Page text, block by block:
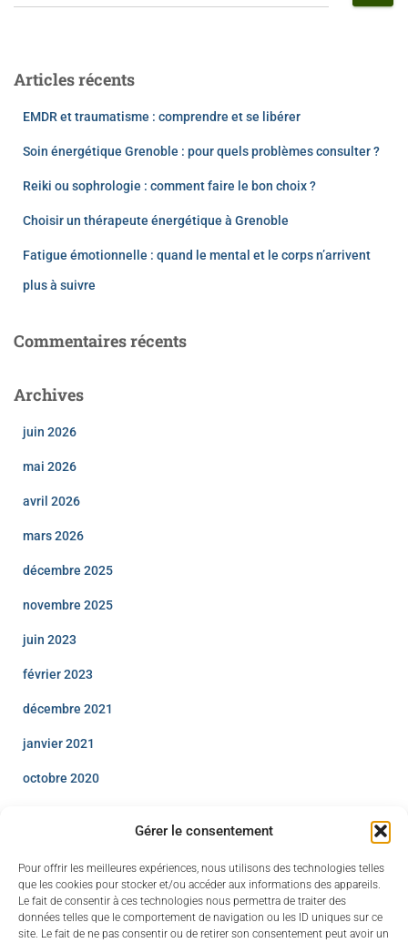
Gérer le consentement
Pour offrir les meilleures expériences, nous utilisons des technologies telles
que les cookies pour stocker et/ou accéder aux informations des appareils.
Le fait de consentir à ces technologies nous permettra de traiter des
données telles que le comportement de navigation ou les ID uniques sur ce
site. Le fait de ne pas consentir ou de retirer son consentement peut avoir un
Articles récents
EMDR et traumatisme : comprendre et se libérer
Soin énergétique Grenoble : pour quels problèmes consulter ?
Reiki ou sophrologie : comment faire le bon choix ?
Choisir un thérapeute énergétique à Grenoble
Fatigue émotionnelle : quand le mental et le corps n’arrivent
plus à suivre
Commentaires récents
Archives
juin 2026
mai 2026
avril 2026
mars 2026
décembre 2025
novembre 2025
juin 2023
février 2023
décembre 2021
janvier 2021
octobre 2020
août 2019
juillet 2019